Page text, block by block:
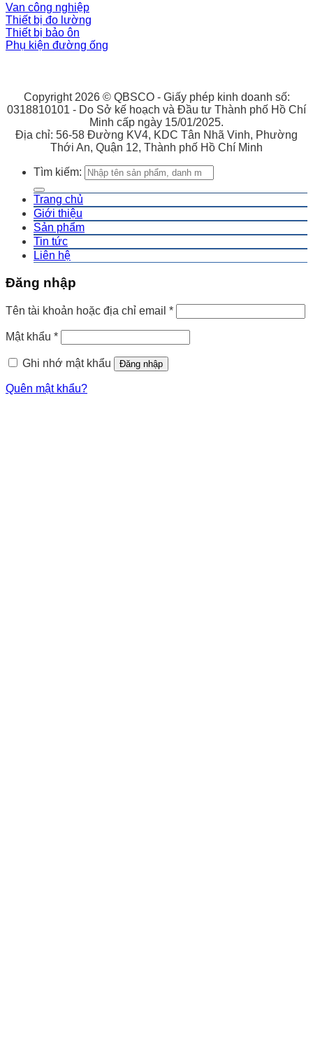
Van công nghiệp
Thiết bị đo lường
Thiết bị bảo ôn
Phụ kiện đường ống
Copyright 2026 © QBSCO - Giấy phép kinh doanh số:
0318810101 - Do Sở kế hoạch và Đầu tư Thành phố Hồ Chí
Minh cấp ngày 15/01/2025.
Địa chỉ: 56-58 Đường KV4, KDC Tân Nhã Vinh, Phường
Thới An, Quận 12, Thành phố Hồ Chí Minh
Tìm kiếm:
Trang chủ
Giới thiệu
Sản phẩm
Tin tức
Liên hệ
Đăng nhập
Tên tài khoản hoặc địa chỉ email *
Mật khẩu *
Ghi nhớ mật khẩu Đăng nhập
Quên mật khẩu?